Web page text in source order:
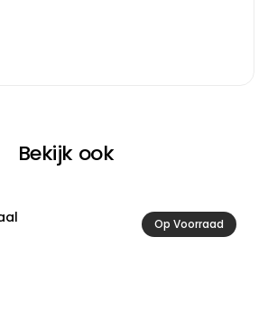
Bekijk ook
Op Voorraad